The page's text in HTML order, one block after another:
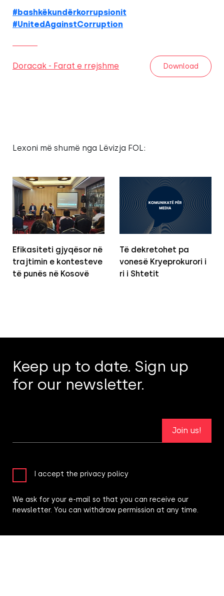
#bashkëkundërkorrupsionit
#UnitedAgainstCorruption
Doracak - Farat e rrejshme Download
Lexoni më shumë nga Lëvizja FOL:
Efikasiteti gjyqësor në
trajtimin e kontesteve
të punës në Kosovë
Të dekretohet pa
vonesë Kryeprokurori i
ri i Shtetit
Keep up to date. Sign up
for our newsletter.
Join us!
I accept the privacy policy
We ask for your e-mail so that you can receive our
newsletter. You can withdraw permission at any time.